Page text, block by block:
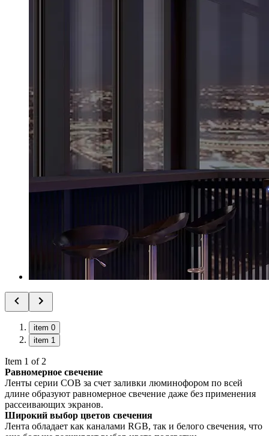
item 0
item 1
Item 1 of 2
Равномерное свечение
Ленты серии COB за счет заливки люминофором по всей
длине образуют равномерное свечение даже без применения
рассеивающих экранов.
Широкий выбор цветов свечения
Лента обладает как каналами RGB, так и белого свечения, что